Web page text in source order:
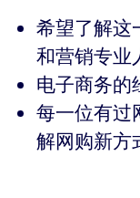
希望了解这
和营销专业
电子商务的
每一位有过
解网购新方